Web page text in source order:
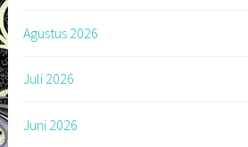
Agustus 2026
Juli 2026
Juni 2026